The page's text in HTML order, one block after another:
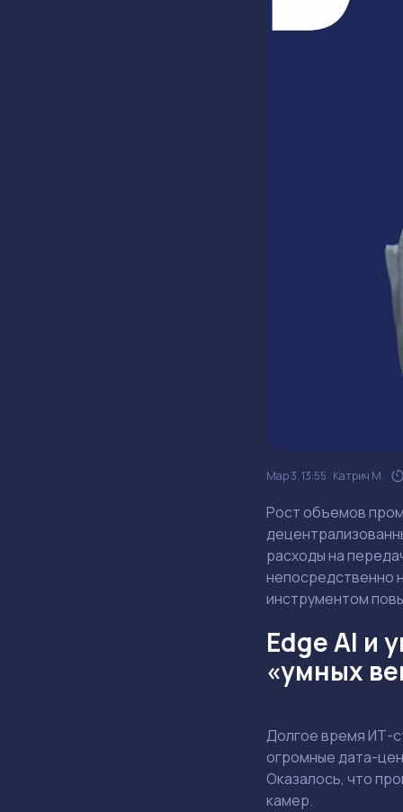
Мар 3, 13:55 Катрич М.
Рост объемов
расходы на
непосредственно
инструментом
Edge AI и
«умных
Долгое время ИТ-
огромные дата-
Оказалось, что
камер.